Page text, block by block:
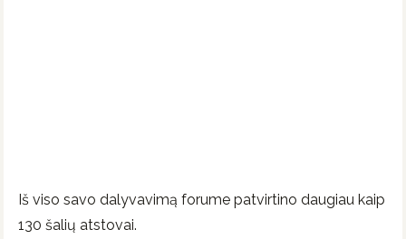
Iš viso savo dalyvavimą forume patvirtino daugiau kaip
130 šalių atstovai.